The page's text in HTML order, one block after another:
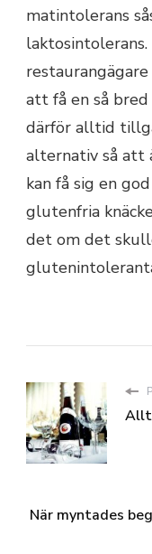
matintolerans
att få en så
därför alltid
alternativ så att
kan få sig en
glutenfria
det om det
Allt
När myntades